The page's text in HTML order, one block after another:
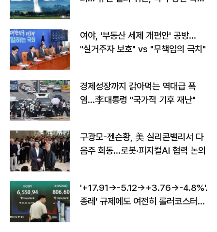
여야, '부동산 세제 개편안' 공방…
"실거주자 보호" vs "무책임의 극치"
경제성장까지 갉아먹는 역대급 폭
염…李대통령 "국가적 기후 재난"
구광모-젠슨황, 美 실리콘밸리서 다
음주 회동…로봇·피지컬AI 협력 논의
'+17.91→-5.12→+3.76→-4.8%'…'
종레' 규제에도 여전히 롤러코스터